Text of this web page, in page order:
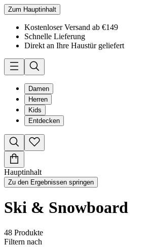
Zum Hauptinhalt
Kostenloser Versand ab €149
Schnelle Lieferung
Direkt an Ihre Haustür geliefert
Damen
Herren
Kids
Entdecken
Hauptinhalt
Zu den Ergebnissen springen
Ski & Snowboard
48 Produkte
Filtern nach